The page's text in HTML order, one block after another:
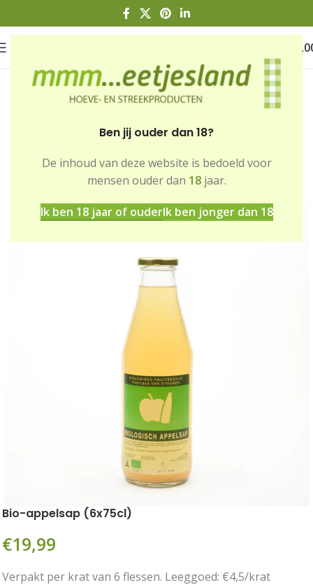
Ben jij ouder dan 18?
De inhoud van deze website is bedoeld voor
mensen ouder dan 18jaar.
Ik ben 18 jaar of ouderIk ben jonger dan 18
Dranken
Bio-appelsap (6x75cl)
€19,99
Verpakt per krat van 6 flessen. Leeggoed: €4,5/krat